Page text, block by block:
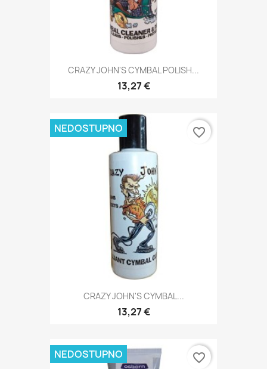
CRAZY JOHN'S CYMBAL POLISH...
13,27 €
CRAZY JOHN'S CYMBAL...
13,27 €
NEDOSTUPNO favorite_border
NEDOSTUPNO favorite_border